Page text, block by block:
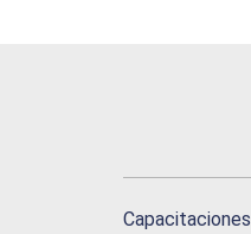
Capacitaciones